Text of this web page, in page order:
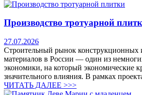
Производство тротуарной
27.07.2026
Строительный рынок конструкционных
материалов в России — один из
экономики, на который экономические
значительного влияния. В рамках
ЧИТАТЬ ДАЛЕЕ >>>